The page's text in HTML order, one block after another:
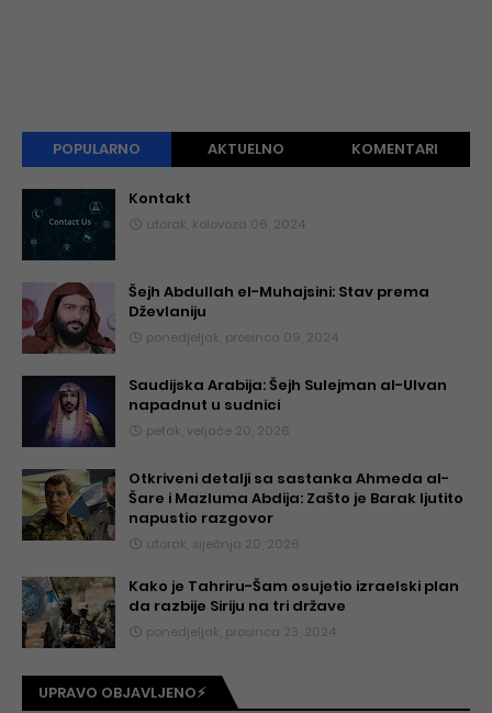
POPULARNO AKTUELNO KOMENTARI
Kontakt
utorak, kolovoza 06, 2024
Šejh Abdullah el-Muhajsini: Stav prema
Dževlaniju
ponedjeljak, prosinca 09, 2024
Saudijska Arabija: Šejh Sulejman al-Ulvan
napadnut u sudnici
petak, veljače 20, 2026
Otkriveni detalji sa sastanka Ahmeda al-
Šare i Mazluma Abdija: Zašto je Barak ljutito
napustio razgovor
utorak, siječnja 20, 2026
Kako je Tahriru-Šam osujetio izraelski plan
da razbije Siriju na tri države
ponedjeljak, prosinca 23, 2024
UPRAVO OBJAVLJENO⚡